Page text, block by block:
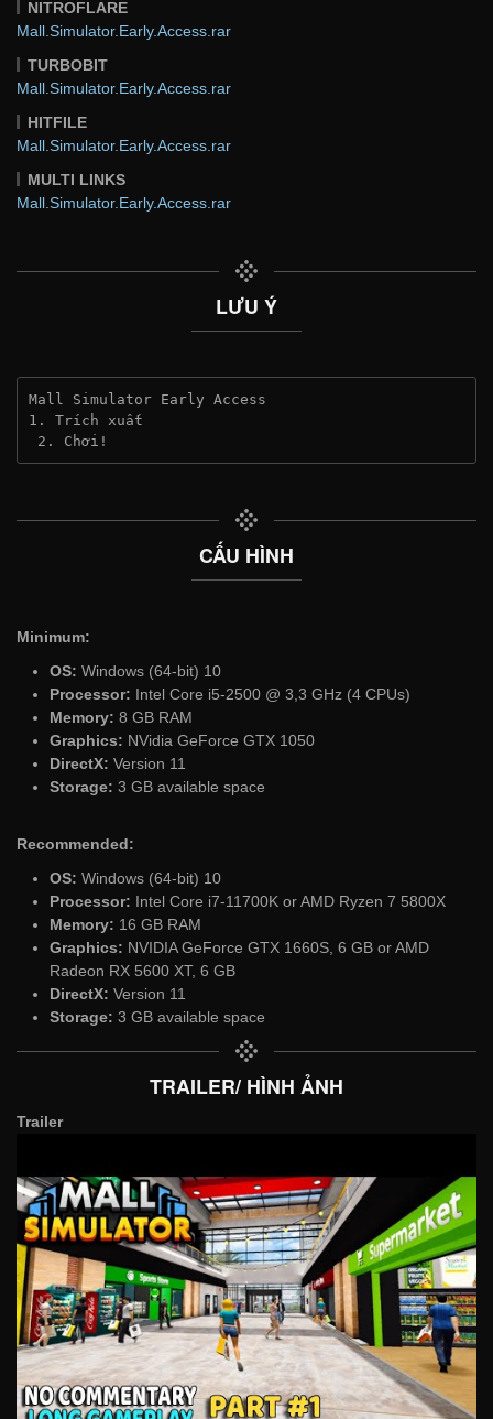
NITROFLARE
Mall.Simulator.Early.Access.rar
TURBOBIT
Mall.Simulator.Early.Access.rar
HITFILE
Mall.Simulator.Early.Access.rar
MULTI LINKS
Mall.Simulator.Early.Access.rar
LƯU Ý
Mall Simulator Early Access
1. Trích xuất
2. Chơi!
CẤU HÌNH
Minimum:
OS: Windows (64-bit) 10
Processor: Intel Core i5-2500 @ 3,3 GHz (4 CPUs)
Memory: 8 GB RAM
Graphics: NVidia GeForce GTX 1050
DirectX: Version 11
Storage: 3 GB available space
Recommended:
OS: Windows (64-bit) 10
Processor: Intel Core i7-11700K or AMD Ryzen 7 5800X
Memory: 16 GB RAM
Graphics: NVIDIA GeForce GTX 1660S, 6 GB or AMD
Radeon RX 5600 XT, 6 GB
DirectX: Version 11
Storage: 3 GB available space
TRAILER/ HÌNH ẢNH
Trailer